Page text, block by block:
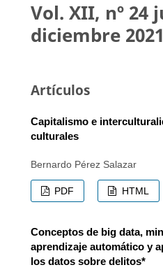
Vol. XII, nº 24
diciembre 2021
Artículos
Capitalismo e
culturales
Bernardo Pérez Salazar
PDF HTML
Conceptos de big data,
aprendizaje automático y
los datos sobre delitos*